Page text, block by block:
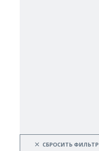
× СБРОСИТЬ ФИЛЬТР